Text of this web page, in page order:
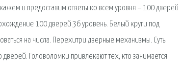
и предоставим ответы ко всем уровня – 100 дверей
100 дверей 36 уровень. Белый круги под
на числа. Перехитри дверные механизмы. Суть
Головоломки привлекают тех, кто занимается